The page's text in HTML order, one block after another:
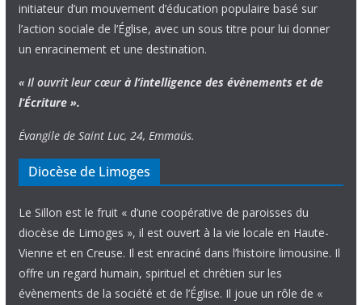
initiateur d’un mouvement d’éducation populaire basé sur
l’action sociale de l’Église, avec un sous titre pour lui donner
un enracinement et une destination.
« Il ouvrit leur cœur à l’intelligence des évènements et de
l’Écriture ».
Évangile de Saint Luc, 24, Emmaüs.
Diocèse de Limoges
Le Sillon est le fruit « d’une coopérative de paroisses du
diocèse de Limoges », il est ouvert à la vie locale en Haute-
Vienne et en Creuse. Il est enraciné dans l’histoire limousine. Il
offre un regard humain, spirituel et chrétien sur les
évènements de la société et de l’Église. Il joue un rôle de «